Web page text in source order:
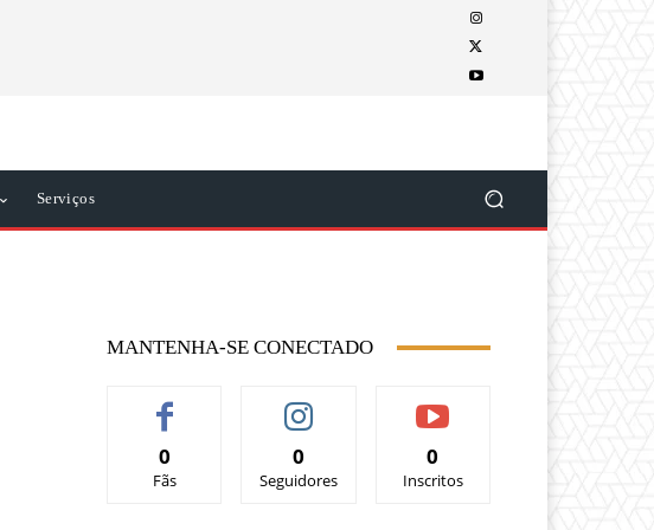
Serviços
MANTENHA-SE CONECTADO
0
Fãs
0
Seguidores
0
Inscritos